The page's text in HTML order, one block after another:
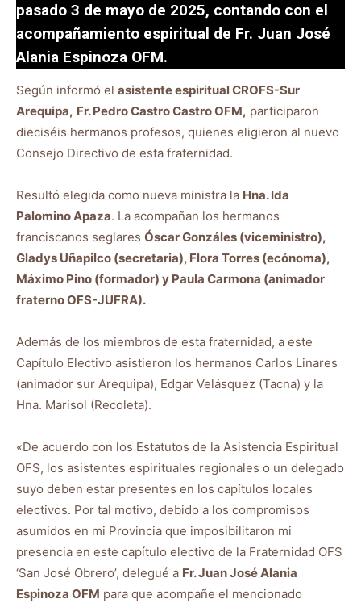
pasado 3 de mayo de 2025, contando con el
acompañamiento espiritual de Fr. Juan José
Alania Espinoza OFM.
Según informó el asistente espiritual CROFS-Sur
Arequipa, Fr. Pedro Castro Castro OFM, participaron
dieciséis hermanos profesos, quienes eligieron al nuevo
Consejo Directivo de esta fraternidad.
Resultó elegida como nueva ministra la Hna. Ida
Palomino Apaza. La acompañan los hermanos
franciscanos seglares Óscar Gonzáles (viceministro),
Gladys Uñapilco (secretaria), Flora Torres (ecónoma),
Máximo Pino (formador) y Paula Carmona (animador
fraterno OFS-JUFRA).
Además de los miembros de esta fraternidad, a este
Capítulo Electivo asistieron los hermanos Carlos Linares
(animador sur Arequipa), Edgar Velásquez (Tacna) y la
Hna. Marisol (Recoleta).
«De acuerdo con los Estatutos de la Asistencia Espiritual
OFS, los asistentes espirituales regionales o un delegado
suyo deben estar presentes en los capítulos locales
electivos. Por tal motivo, debido a los compromisos
asumidos en mi Provincia que imposibilitaron mi
presencia en este capítulo electivo de la Fraternidad OFS
‘San José Obrero’, delegué a Fr. Juan José Alania
Espinoza OFM para que acompañe el mencionado